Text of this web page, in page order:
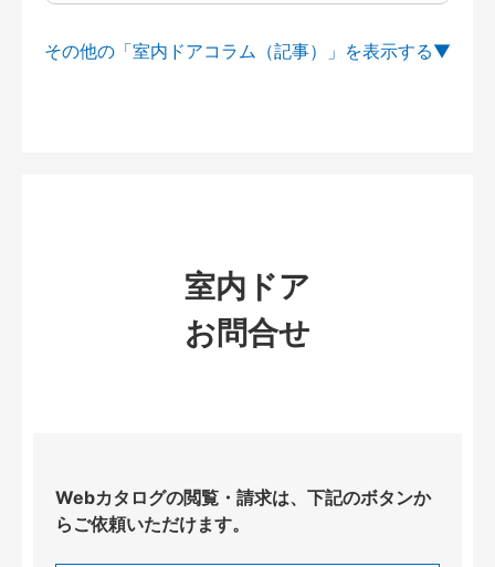
その他の「室内ドアコラム（記事）」を
室内ドア
お問合せ
Webカタログの閲覧・請求は、下記のボタンか
らご依頼いただけます。